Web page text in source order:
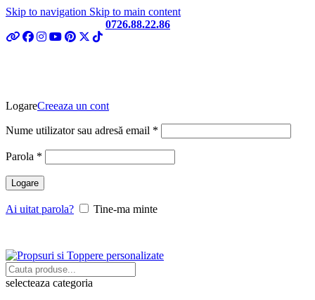
Skip to navigation Skip to main content
0726.88.22.86
LogareCreeaza un cont
Nume utilizator sau adresă email *
Parola *
Logare
Ai uitat parola? Tine-ma minte
selecteaza categoria